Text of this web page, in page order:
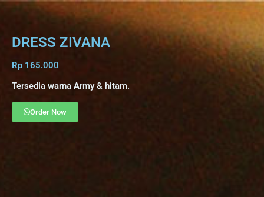
DRESS ZIVANA
Rp 165.000
Tersedia warna Army & hitam.
Order Now